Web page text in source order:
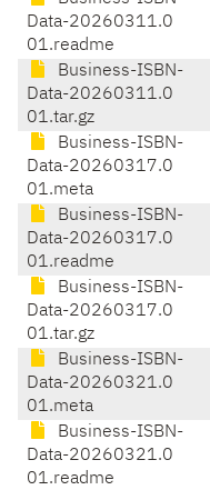
Data-20260311.0
01.readme
Business-ISBN-
Data-20260311.0
01.tar.gz
Business-ISBN-
Data-20260317.0
01.meta
Business-ISBN-
Data-20260317.0
01.readme
Business-ISBN-
Data-20260317.0
01.tar.gz
Business-ISBN-
Data-20260321.0
01.meta
Business-ISBN-
Data-20260321.0
01.readme